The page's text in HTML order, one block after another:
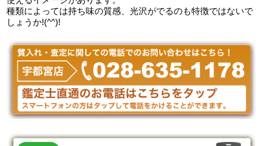
種類によっては持ち味の質感、光沢がでるのも特徴ではないで
しょうか!(^^)!